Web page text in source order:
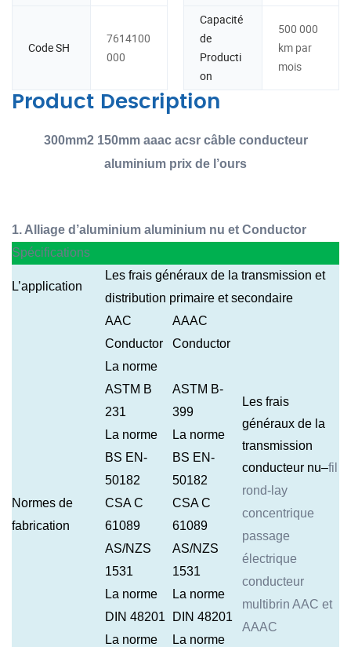
Code SH
7614100
000
Capacité
de
Producti
on
500 000
km par
mois
Product Description
300mm2 150mm aaac acsr câble conducteur
aluminium prix de l’ours
1. Alliage d’aluminium aluminium nu et Conductor
Spécifications
L’application
Les frais généraux de la transmission et
distribution primaire et secondaire
Normes de
fabrication
AAC
Conductor
AAAC
Conductor
Les frais
généraux de la
transmission
conducteur nu–fil
rond-lay
concentrique
passage
électrique
conducteur
multibrin AAC et
AAAC
La norme
ASTM B
231
La norme
BS EN-
50182
CSA C
61089
AS/NZS
1531
La norme
DIN 48201
La norme
ASTM B-
399
La norme
BS EN-
50182
CSA C
61089
AS/NZS
1531
La norme
DIN 48201
La norme